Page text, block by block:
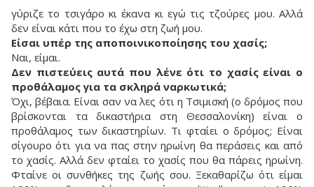
γύριζε το τσιγάρο κι έκανα κι εγώ τις τζούρες μου. Αλλά
δεν είναι κάτι που το έχω στη ζωή μου.
Είσαι υπέρ της αποποινικοποίησης του χασίς;
Ναι, είμαι.
Δεν πιστεύεις αυτά που λένε ότι το χασίς είναι ο
προθάλαμος για τα σκληρά ναρκωτικά;
Όχι, βέβαια. Είναι σαν να λες ότι η Τσιμισκή (ο δρόμος που
βρίσκονται τα δικαστήρια στη Θεσσαλονίκη) είναι ο
προθάλαμος των δικαστηρίων. Τι φταίει ο δρόμος; Είναι
σίγουρο ότι για να πας στην ηρωίνη θα περάσεις και από
το χασίς. Αλλά δεν φταίει το χασίς που θα πάρεις ηρωίνη.
Φταίνε οι συνθήκες της ζωής σου. Ξεκαθαρίζω ότι είμαι